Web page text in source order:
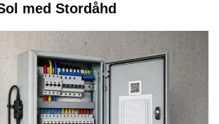
med Stordåhd